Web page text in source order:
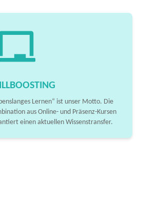
Lernen“ ist unser Motto. Die
aus Online- und Präsenz-Kursen
einen aktuellen Wissenstransfer.